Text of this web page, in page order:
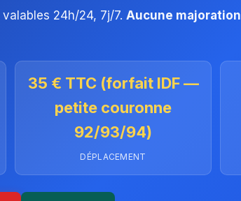
24h/24, 7j/7. Aucune majoration
35 € TTC (forfait IDF —
petite couronne
92/93/94)
DÉPLACEMENT